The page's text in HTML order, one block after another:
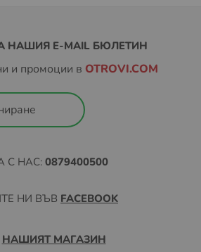
НАШИЯ E-MAIL БЮЛЕТИН
и промоции в OTROVI.COM
С НАС: 0879400500
НИ ВЪВ FACEBOOK
НАШИЯТ МАГАЗИН